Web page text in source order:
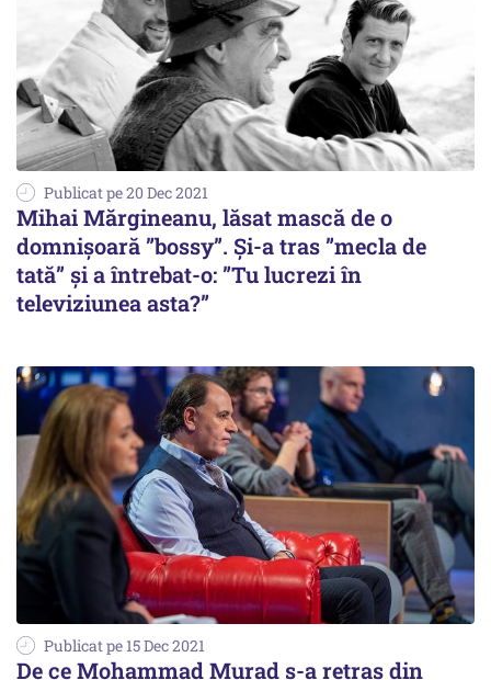
Publicat pe 20 Dec 2021
Mihai Mărgineanu, lăsat mască de o
domnișoară ”bossy”. Și-a tras ”mecla de
tată” și a întrebat-o: ”Tu lucrezi în
televiziunea asta?”
Publicat pe 15 Dec 2021
De ce Mohammad Murad s-a retras din